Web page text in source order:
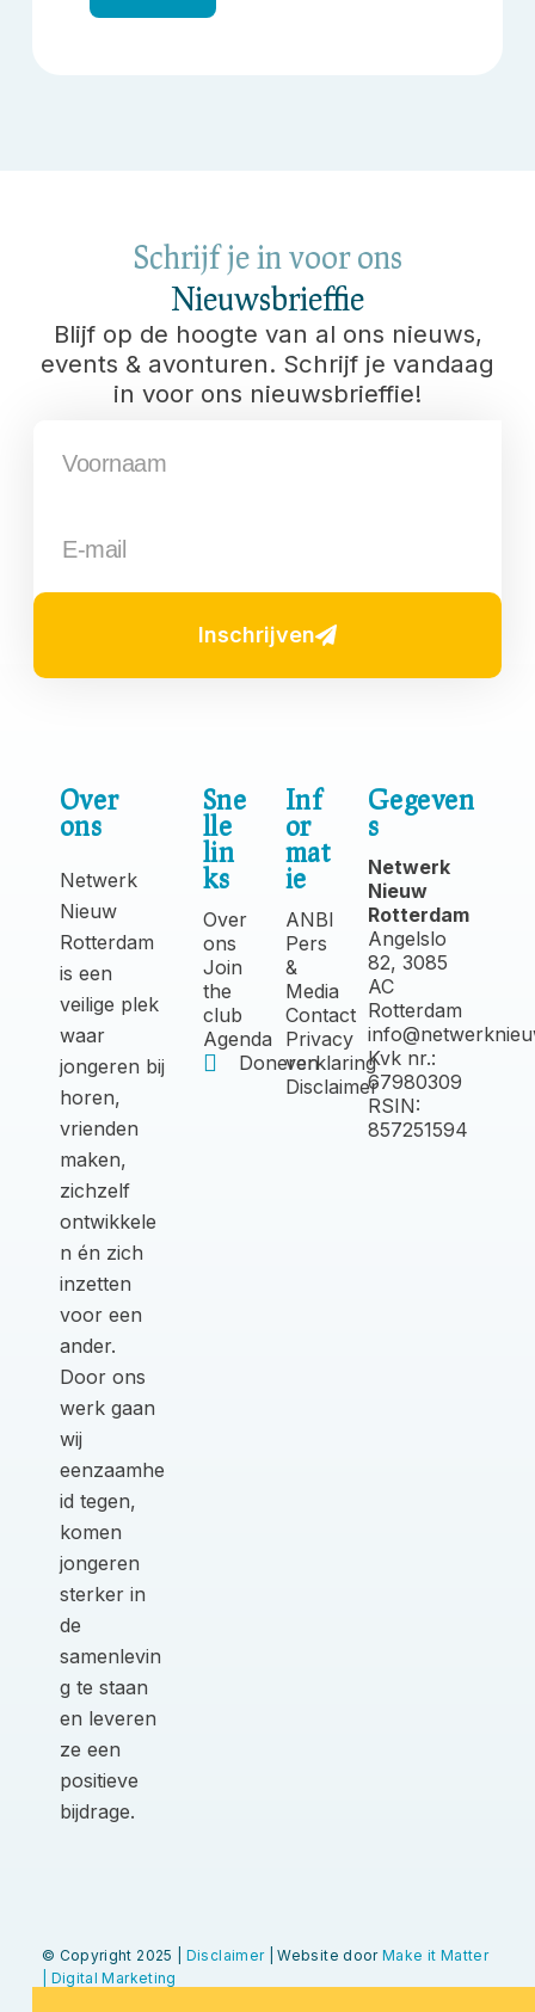
Schrijf je in voor ons
Nieuwsbrieffie
Blijf op de hoogte van al ons nieuws,
events & avonturen. Schrijf je vandaag
in voor ons nieuwsbrieffie!
Inschrijven
Over
ons
Netwerk
Nieuw
Rotterdam
is een
veilige plek
waar
jongeren bij
horen,
vrienden
maken,
zichzelf
ontwikkele
n én zich
inzetten
voor een
ander.
Door ons
werk gaan
wij
eenzaamhe
id tegen,
komen
jongeren
sterker in
de
samenlevin
g te staan
en leveren
ze een
positieve
bijdrage.
Sne
lle
lin
ks
Over
ons
Join
the
club
Agenda
Doneren
Inf
or
mat
ie
ANBI
Pers
&
Media
Contact
Privacy
verklaring
Disclaimer
Gegeven
s
Netwerk
Nieuw
Rotterdam
Angelslo
82, 3085
AC
Rotterdam
Kvk nr.:
67980309
RSIN:
857251594
© Copyright 2025 | Disclaimer| Website doorMake it Matter
| Digital Marketing